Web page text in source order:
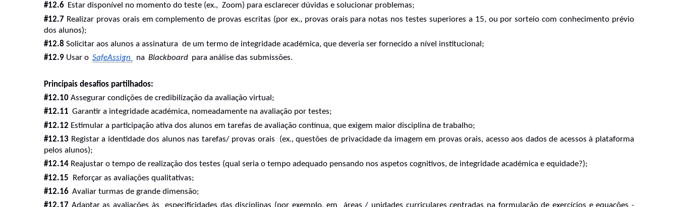
#12.6 Estar disponível no momento do teste (ex.,  Zoom) para esclarecer dúvidas e solucionar problemas;
#12.7 Realizar provas orais em complemento de provas escritas (por ex., provas orais para notas nos testes superiores a 15, ou por sorteio com conhecimento prévio
dos alunos);
#12.8 Solicitar aos alunos a assinatura  de um termo de integridade académica, que deveria ser fornecido a nível institucional;
#12.9 Usar o SafeAssign na Blackboard para análise das submissões.
Principais desafios partilhados:
#12.10 Assegurar condições de credibilização da avaliação virtual;
#12.11 Garantir a integridade académica, nomeadamente na avaliação por testes;
#12.12 Estimular a participação ativa dos alunos em tarefas de avaliação contínua, que exigem maior disciplina de trabalho;
#12.13 Registar a identidade dos alunos nas tarefas/ provas orais  (ex., questões de privacidade da imagem em provas orais, acesso aos dados de acessos à plataforma
pelos alunos);
#12.14 Reajustar o tempo de realização dos testes (qual seria o tempo adequado pensando nos aspetos cognitivos, de integridade académica e equidade?);
#12.15 Reforçar as avaliações qualitativas;
#12.16 Avaliar turmas de grande dimensão;